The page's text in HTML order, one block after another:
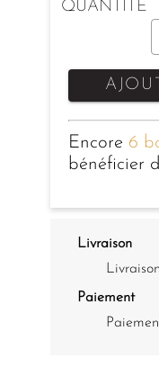
QUANTITÉ
Encore 6
bénéficier
Livraison
Paiement